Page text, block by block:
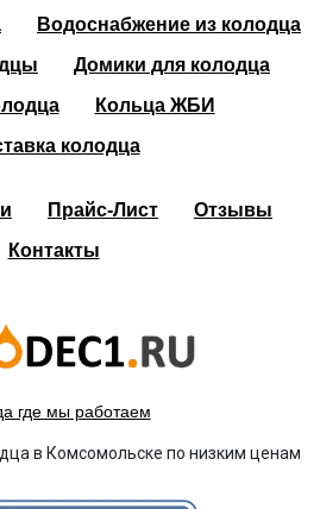
Водоснабжение из колодца
Домики для колодца
Кольца ЖБИ
колодца
Прайс-Лист
Отзывы
Контакты
где мы работаем
в Комсомольске по низким ценам